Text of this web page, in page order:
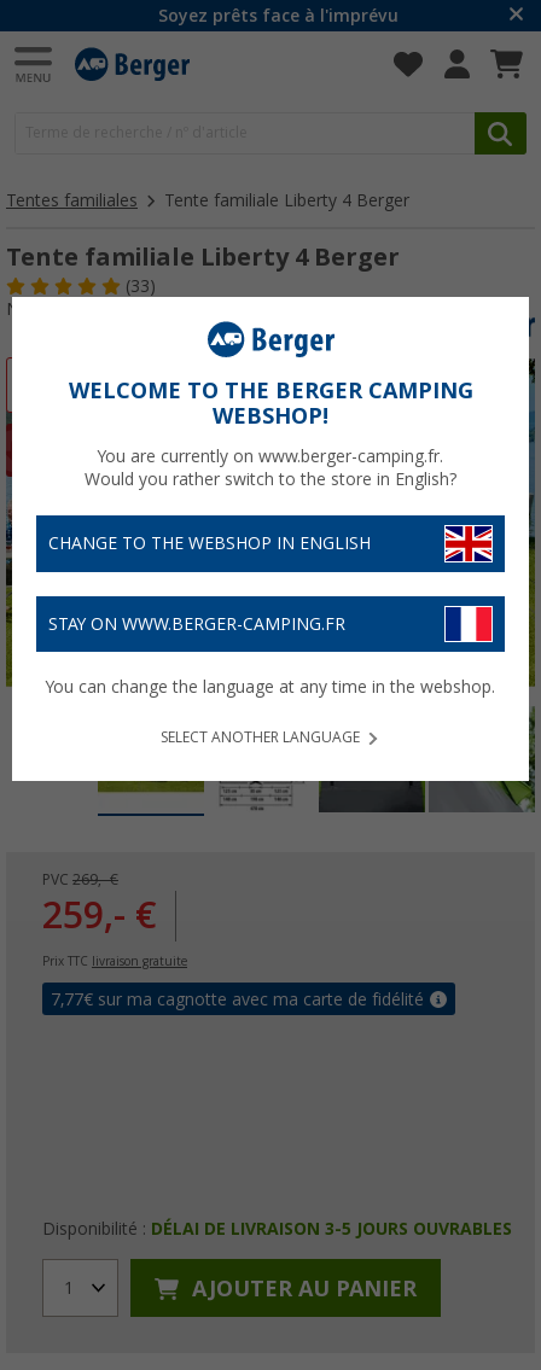
Soyez prêts face à l'imprévu
Tentes familiales Tente familiale Liberty 4 Berger
Tente familiale Liberty 4 Berger
(33)
N° d'art : 326810
-3%
PVC 269,- €
259,- €
Prix TTC livraison gratuite
7,77€ sur ma cagnotte avec ma carte de fidélité
Disponibilité : DÉLAI DE LIVRAISON 3-5 JOURS OUVRABLES
1 AJOUTER AU PANIER
WELCOME TO THE BERGER CAMPING
WEBSHOP!
You are currently on www.berger-camping.fr.
Would you rather switch to the store in English?
CHANGE TO THE WEBSHOP IN ENGLISH
STAY ON WWW.BERGER-CAMPING.FR
You can change the language at any time in the webshop.
SELECT ANOTHER LANGUAGE